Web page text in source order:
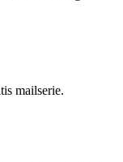
mailserie.